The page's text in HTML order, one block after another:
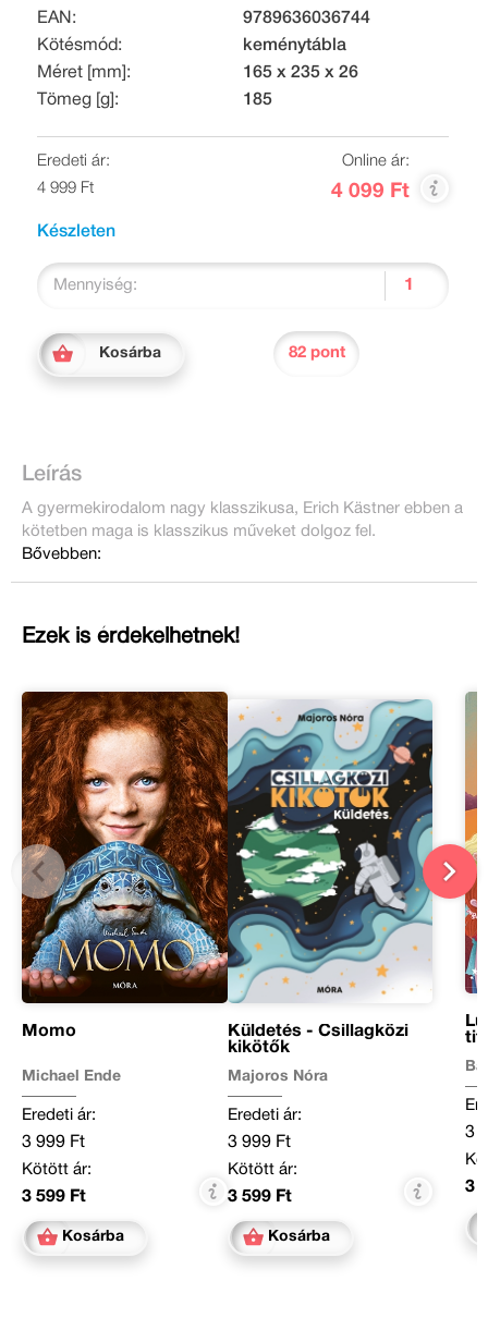
EAN:
9789636036744
Kötésmód:
keménytábla
Méret [mm]:
165 x 235 x 26
Tömeg [g]:
185
Eredeti ár:
4 999 Ft
Online ár:
4 099 Ft
Készleten
Mennyiség:
Kosárba 82 pont
Leírás
A gyermekirodalom nagy klasszikusa, Erich Kästner ebben a
kötetben maga is klasszikus műveket dolgoz fel.
Bővebben:
Ezek is érdekelhetnek!
Momo
Michael Ende
Eredeti ár:
3 999 Ft
Kötött ár:
3 599 Ft
Kosárba
Küldetés - Csillagközi
kikötők
Majoros Nóra
Eredeti ár:
3 999 Ft
Kötött ár:
3 599 Ft
Kosárba
3
3